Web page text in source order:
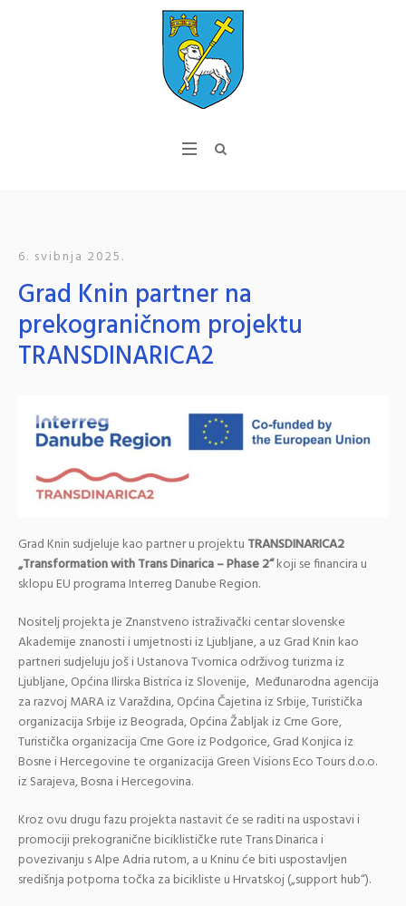
6. svibnja 2025.
Grad Knin partner na
prekograničnom projektu
TRANSDINARICA2
Grad Knin sudjeluje kao partner u projektu TRANSDINARICA2
„Transformation with Trans Dinarica – Phase 2“koji se financira u
sklopu EU programa Interreg Danube Region.
Nositelj projekta je Znanstveno istraživački centar slovenske
Akademije znanosti i umjetnosti iz Ljubljane, a uz Grad Knin kao
partneri sudjeluju još i Ustanova Tvornica održivog turizma iz
Ljubljane, Općina Ilirska Bistrica iz Slovenije, Međunarodna agencija
za razvoj MARA iz Varaždina, Općina Čajetina iz Srbije, Turistička
organizacija Srbije iz Beograda, Općina Žabljak iz Crne Gore,
Turistička organizacija Crne Gore iz Podgorice, Grad Konjica iz
Bosne i Hercegovine te organizacija Green Visions Eco Tours d.o.o.
iz Sarajeva, Bosna i Hercegovina.
Kroz ovu drugu fazu projekta nastavit će se raditi na uspostavi i
promociji prekogranične biciklističke rute Trans Dinarica i
povezivanju s Alpe Adria rutom, a u Kninu će biti uspostavljen
središnja potporna točka za bicikliste u Hrvatskoj („support hub“).